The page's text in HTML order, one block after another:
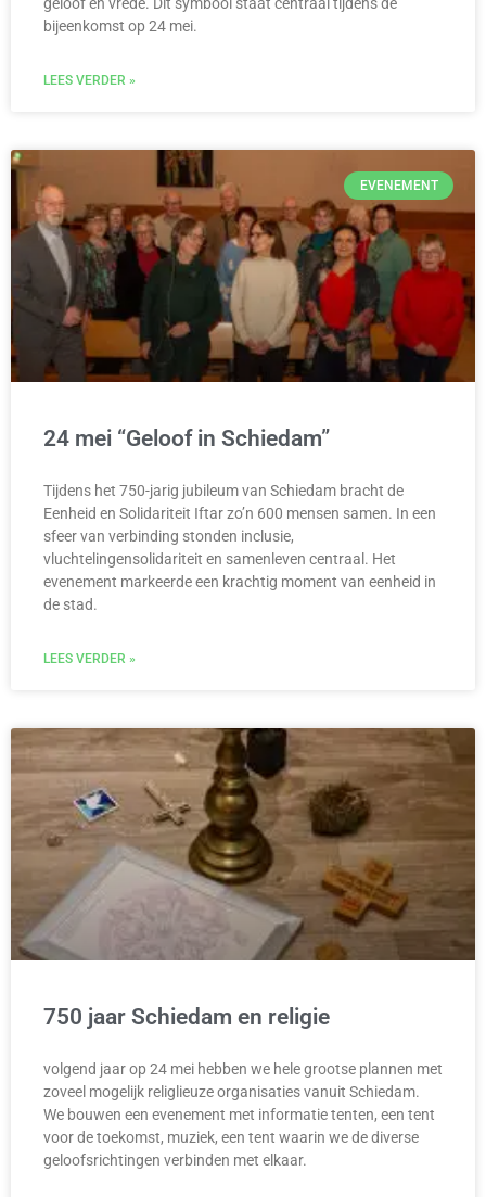
bijeenkomst op 24 mei.
LEES VERDER »
EVENEMENT
24 mei “Geloof in Schiedam”
Tijdens het 750-jarig jubileum van Schiedam bracht de
Eenheid en Solidariteit Iftar zo’n 600 mensen samen. In een
sfeer van verbinding stonden inclusie,
vluchtelingensolidariteit en samenleven centraal. Het
evenement markeerde een krachtig moment van eenheid in
de stad.
LEES VERDER »
750 jaar Schiedam en religie
volgend jaar op 24 mei hebben we hele grootse plannen met
zoveel mogelijk religlieuze organisaties vanuit Schiedam.
We bouwen een evenement met informatie tenten, een tent
voor de toekomst, muziek, een tent waarin we de diverse
geloofsrichtingen verbinden met elkaar.